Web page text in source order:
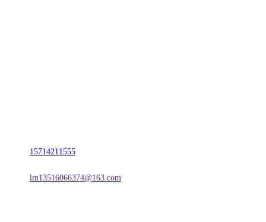
15714211555
lm13516066374@163.com